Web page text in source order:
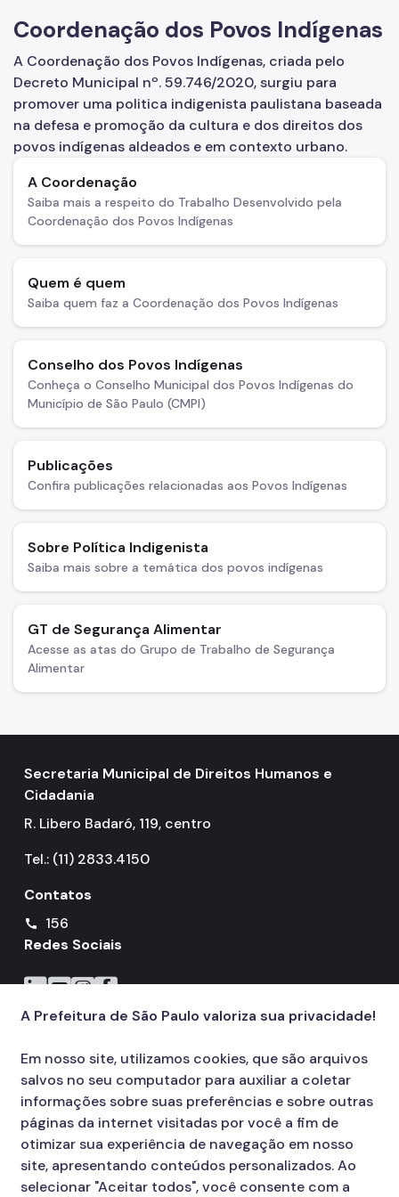
Coordenação dos Povos Indígenas
A Coordenação dos Povos Indígenas, criada pelo
Decreto Municipal nº. 59.746/2020, surgiu para
promover uma politica indigenista paulistana baseada
na defesa e promoção da cultura e dos direitos dos
povos indígenas aldeados e em contexto urbano.
A Coordenação
Saiba mais a respeito do Trabalho Desenvolvido pela
Coordenação dos Povos Indígenas
Quem é quem
Saiba quem faz a Coordenação dos Povos Indígenas
Conselho dos Povos Indígenas
Conheça o Conselho Municipal dos Povos Indígenas do
Município de São Paulo (CMPI)
Publicações
Confira publicações relacionadas aos Povos Indígenas
Sobre Política Indigenista
Saiba mais sobre a temática dos povos indígenas
GT de Segurança Alimentar
Acesse as atas do Grupo de Trabalho de Segurança
Alimentar
Secretaria Municipal de Direitos Humanos e
Cidadania
R. Libero Badaró, 119, centro
Tel.: (11) 2833.4150
Contatos
call
156
Redes Sociais
Icone do LinkedIn
Icone do YouTube
Icone do Instagram
Icone do Facebook
A Prefeitura de São Paulo valoriza sua privacidade!
Em nosso site, utilizamos cookies, que são arquivos
salvos no seu computador para auxiliar a coletar
informações sobre suas preferências e sobre outras
páginas da internet visitadas por você a fim de
otimizar sua experiência de navegação em nosso
site, apresentando conteúdos personalizados. Ao
selecionar "Aceitar todos", você consente com a